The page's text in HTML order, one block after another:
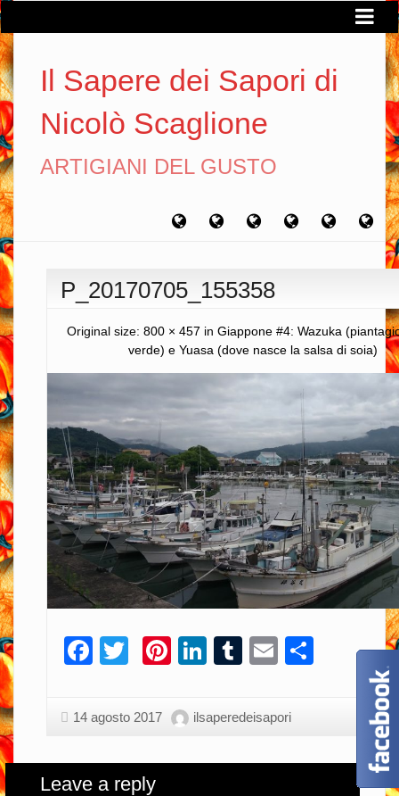
Il Sapere dei Sapori di
Nicolò Scaglione
ARTIGIANI DEL GUSTO
Home Chi
ArtigianiViaggi Filosofia
P_20170705_155358
Original size: 800 × 457 in Giappone #4: Wazuka
verde) e Yuasa (dove nasce la salsa di soia)
Facebook
TwitterPinterest
LinkedIn
Tumblr
Email
14 agosto 2017 ilsaperedeisapori
Leave a reply